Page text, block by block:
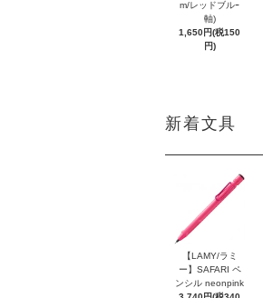
m/レッドブルｰ
軸)
1,650円(税150
円)
新着文具
【LAMY/ラミ
ー】SAFARI ペ
ンシル neonpink